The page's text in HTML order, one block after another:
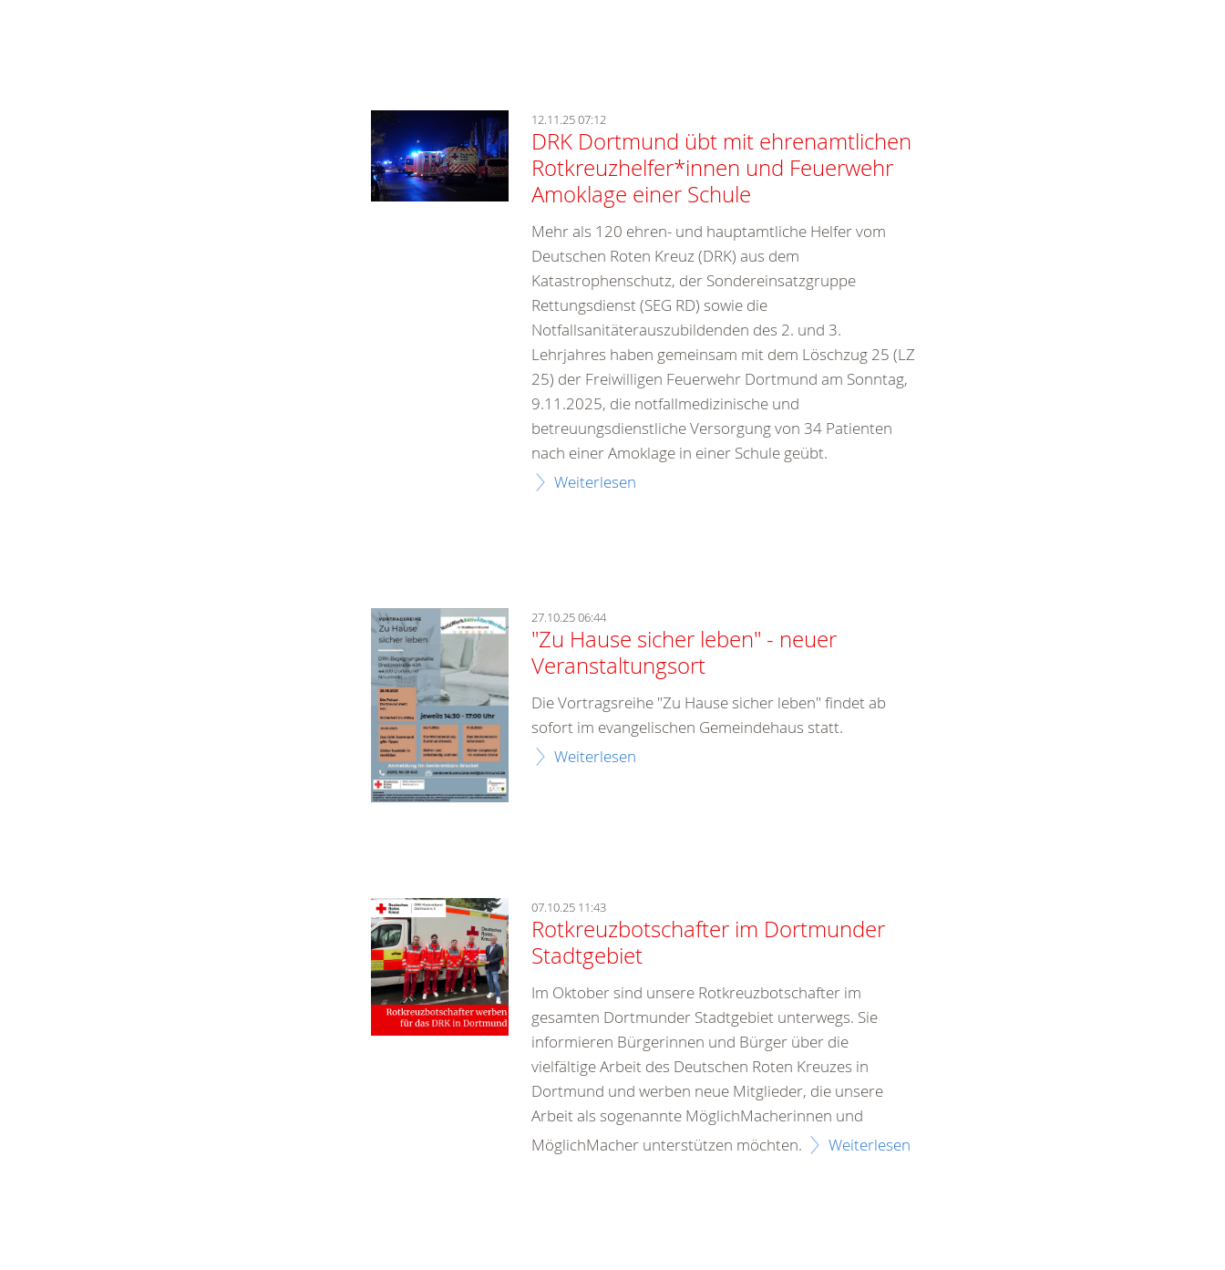
12.11.25 07:12
DRK Dortmund übt mit ehrenamtlichen
Rotkreuzhelfer*innen und Feuerwehr
Amoklage einer Schule
Mehr als 120 ehren- und hauptamtliche Helfer vom
Deutschen Roten Kreuz (DRK) aus dem
Katastrophenschutz, der Sondereinsatzgruppe
Rettungsdienst (SEG RD) sowie die
Notfallsanitäterauszubildenden des 2. und 3.
Lehrjahres haben gemeinsam mit dem Löschzug 25 (LZ
25) der Freiwilligen Feuerwehr Dortmund am Sonntag,
9.11.2025, die notfallmedizinische und
betreuungsdienstliche Versorgung von 34 Patienten
nach einer Amoklage in einer Schule geübt.
Weiterlesen
27.10.25 06:44
"Zu Hause sicher leben" - neuer
Veranstaltungsort
Die Vortragsreihe "Zu Hause sicher leben" findet ab
sofort im evangelischen Gemeindehaus statt.
Weiterlesen
07.10.25 11:43
Rotkreuzbotschafter im Dortmunder
Stadtgebiet
Im Oktober sind unsere Rotkreuzbotschafter im
gesamten Dortmunder Stadtgebiet unterwegs. Sie
informieren Bürgerinnen und Bürger über die
vielfältige Arbeit des Deutschen Roten Kreuzes in
Dortmund und werben neue Mitglieder, die unsere
Arbeit als sogenannte MöglichMacherinnen und
MöglichMacher unterstützen möchten.
Weiterlesen